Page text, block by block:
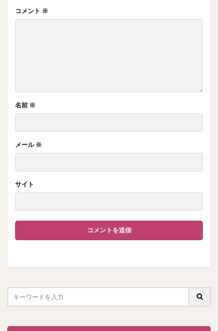
コメント ※
名前 ※
メール ※
サイト